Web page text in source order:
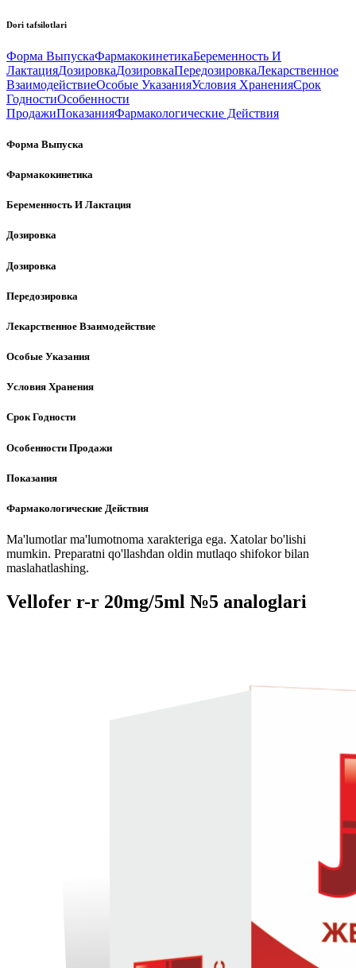
Dori tafsilotlari
Форма ВыпускаФармакокинетикаБеременность И
ЛактацияДозировкаДозировкаПередозировкаЛекарственное
ВзаимодействиеОсобые УказанияУсловия ХраненияСрок
ГодностиОсобенности
ПродажиПоказанияФармакологические Действия
Форма Выпуска
Фармакокинетика
Беременность И Лактация
Дозировка
Дозировка
Передозировка
Лекарственное Взаимодействие
Особые Указания
Условия Хранения
Срок Годности
Особенности Продажи
Показания
Фармакологические Действия
Ma'lumotlar ma'lumotnoma xarakteriga ega. Xatolar bo'lishi
mumkin. Preparatni qo'llashdan oldin mutlaqo shifokor bilan
maslahatlashing.
Vellofer r-r 20mg/5ml №5 analoglari